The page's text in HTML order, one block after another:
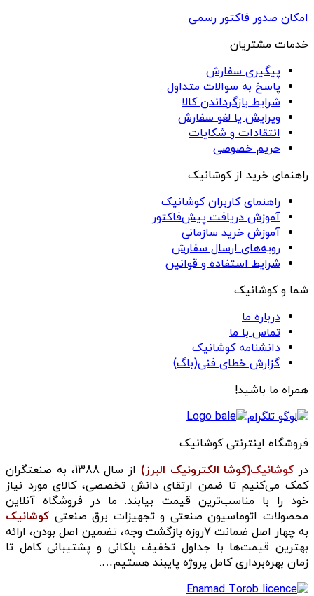
امکان صدور فاکتور رسمی
خدمات مشتریان
پیگیری سفارش
پاسخ به سوالات متداول
شرایط بازگرداندن کالا
ویرایش یا لغو سفارش
انتقادات و شکایات
حریم خصوصی
راهنمای خرید از کوشانیک
راهنمای کاربران کوشانیک
آموزش دریافت پیش‌فاکتور
آموزش خرید سازمانی
رویه‌های ارسال سفارش
شرایط استفاده و قوانین
شما و کوشانیک
درباره ما
تماس با ما
دانشنامه کوشانیک
گزارش خطای فنی(باگ)
همراه ما باشید!
فروشگاه اینترنتی کوشانیک
در کوشانیک(کوشا الکترونیک البرز)
از سال 1388، به صنعتگران
کمک می‌کنیم تا ضمن ارتقای دانش تخصصی، کالای مورد نیاز
خود را با مناسب‌ترین قیمت بیابند. ما در فروشگاه آنلاین
محصولات اتوماسیون صنعتی و تجهیزات برق صنعتی کوشانیک
به چهار اصل ضمانت 7روزه بازگشت وجه، تضمین اصل بودن، ارائه
بهترین قیمت‌ها با جداول تخفیف پلکانی و پشتیبانی کامل تا
زمان بهره‌برداری کامل پروژه پایبند هستیم….